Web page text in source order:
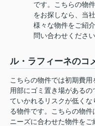
です。こちらの物
をお探しなら、当
様々な物件をご紹
問い合わせください
ル・ラフィーネのコ
こちらの物件では初期費
用部にゴミ置き場がある
ていかれるリスクが低く
る物件です。こちらの物
ニーズに合わせた物件を